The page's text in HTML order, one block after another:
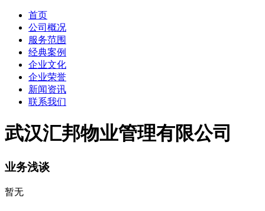
首页
公司概况
服务范围
经典案例
企业文化
企业荣誉
新闻资讯
联系我们
武汉汇邦物业管理有限公司
业务浅谈
暂无